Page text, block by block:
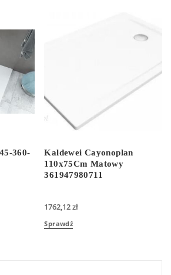
360-
Kaldewei Cayonoplan
110x75Cm Matowy
361947980711
1762,12zł
Sprawdź